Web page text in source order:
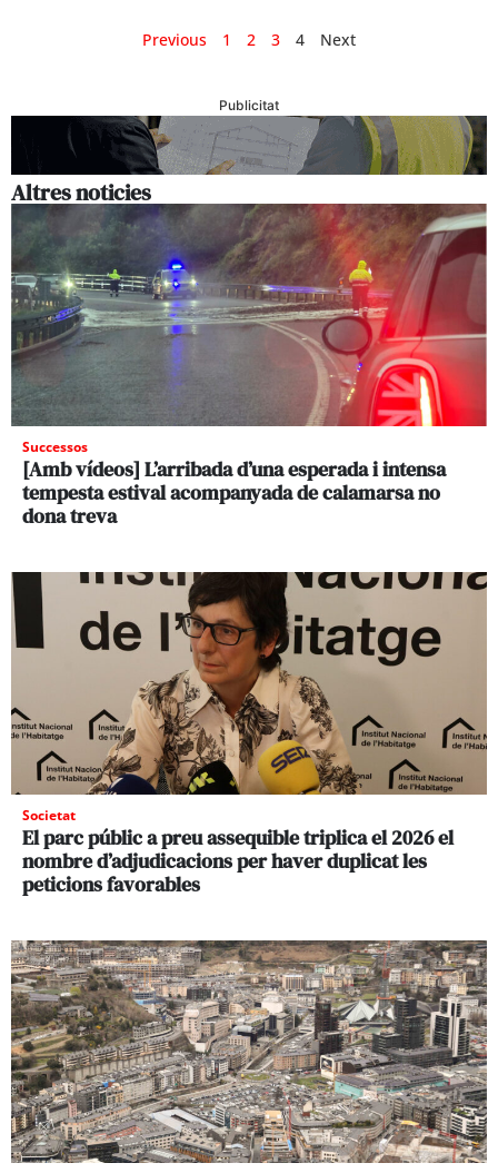
Previous 1 2 3 4 Next
Publicitat
Altres noticies
Successos
[Amb vídeos] L’arribada d’una esperada i intensa
tempesta estival acompanyada de calamarsa no
dona treva
Societat
El parc públic a preu assequible triplica el 2026 el
nombre d’adjudicacions per haver duplicat les
peticions favorables